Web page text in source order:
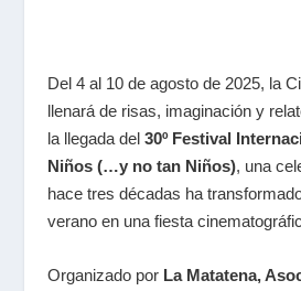
Del 4 al 10 de agosto de 2025, la
llenará de risas, imaginación y
la llegada del 30º Festival
Niños (…y no tan Niños), una
hace tres décadas ha
verano en una fiesta
Organizado por La Matatena,